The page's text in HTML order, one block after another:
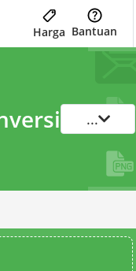
Harga Bantuan
...